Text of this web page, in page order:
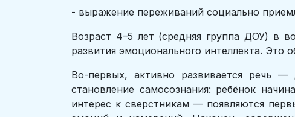
- выражение переживаний социально
Возраст 4–5 лет (средняя группа ДОУ) в
развития эмоционального интеллекта. Это
Во-первых, активно развивается речь
становление самосознания: ребёнок
интерес к сверстникам — появляются